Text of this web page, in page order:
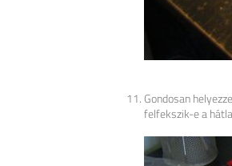
Gondosan
felfekszik-e a